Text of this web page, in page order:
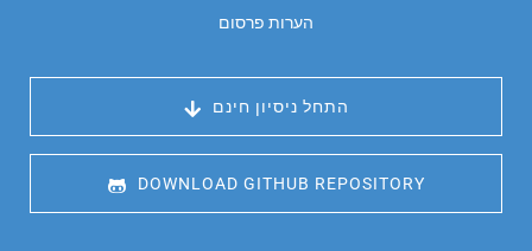
הערות פרסום
התחל ניסיון חינם
DOWNLOAD GITHUB REPOSITORY